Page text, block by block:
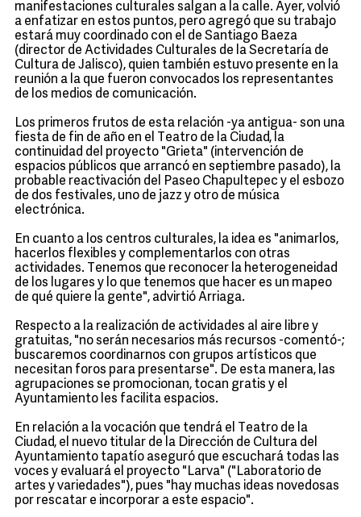
manifestaciones culturales salgan a la calle. Ayer, volvió
a enfatizar en estos puntos, pero agregó que su trabajo
estará muy coordinado con el de Santiago Baeza
(director de Actividades Culturales de la Secretaría de
Cultura de Jalisco), quien también estuvo presente en la
reunión a la que fueron convocados los representantes
de los medios de comunicación.
Los primeros frutos de esta relación -ya antigua- son una
fiesta de fin de año en el Teatro de la Ciudad, la
continuidad del proyecto "Grieta" (intervención de
espacios públicos que arrancó en septiembre pasado), la
probable reactivación del Paseo Chapultepec y el esbozo
de dos festivales, uno de jazz y otro de música
electrónica.
En cuanto a los centros culturales, la idea es "animarlos,
hacerlos flexibles y complementarlos con otras
actividades. Tenemos que reconocer la heterogeneidad
de los lugares y lo que tenemos que hacer es un mapeo
de qué quiere la gente", advirtió Arriaga.
Respecto a la realización de actividades al aire libre y
gratuitas, "no serán necesarios más recursos -comentó-;
buscaremos coordinarnos con grupos artísticos que
necesitan foros para presentarse". De esta manera, las
agrupaciones se promocionan, tocan gratis y el
Ayuntamiento les facilita espacios.
En relación a la vocación que tendrá el Teatro de la
Ciudad, el nuevo titular de la Dirección de Cultura del
Ayuntamiento tapatío aseguró que escuchará todas las
voces y evaluará el proyecto "Larva" ("Laboratorio de
artes y variedades"), pues "hay muchas ideas novedosas
por rescatar e incorporar a este espacio".